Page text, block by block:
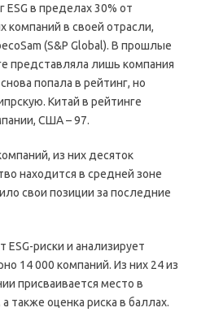
в пределах 30% от
в своей отрасли,
(S&P Global). В прошлые
представляла лишь компания
попала в рейтинг, но
Китай в рейтинге
США – 97.
из них десяток
находится в средней зоне
свои позиции за последние
ESG-риски и анализирует
14 000 компаний. Из них 24 из
присваивается место в
также оценка риска в баллах.